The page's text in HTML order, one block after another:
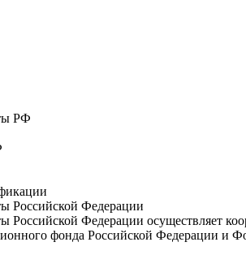
РФ
Российской Федерации
Российской Федерации осуществляет
фонда Российской Федерации и